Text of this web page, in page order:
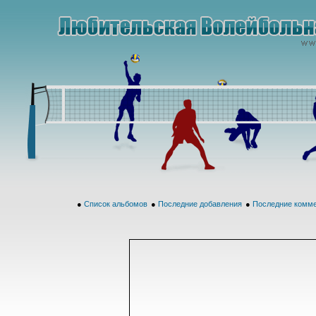
● Список альбомов ● Последние добавления ● Последние